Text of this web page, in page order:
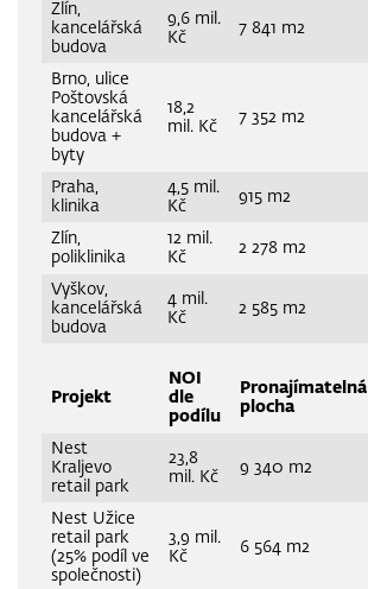
Zlín,
kancelářská
budova
9,6 mil.
Kč
7 841 m2
Brno, ulice
Poštovská
kancelářská
budova +
byty
18,2
mil. Kč
7 352 m2
Praha,
klinika
4,5 mil.
Kč
915 m2
Zlín,
poliklinika
12 mil.
Kč
2 278 m2
Vyškov,
kancelářská
budova
4 mil.
Kč
2 585 m2
Projekt
NOI
dle
podílu
Pronajímatelná
plocha
Nest
Kraljevo
retail park
23,8
mil. Kč
9 340 m2
Nest Užice
retail park
(25% podíl ve
společnosti)
3,9 mil.
Kč
6 564 m2